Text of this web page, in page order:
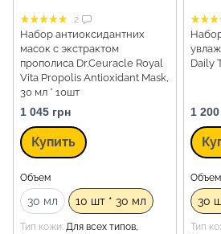
2
Набор антиоксидантних
масок с экстрактом
прополиса Dr.Ceuracle Royal
Vita Propolis Antioxidant Mask,
30 мл * 10шт
1 045 грн
Купить
Объем
30 мл 10 шт * 30 мл
Тип кожи Для всех типов,
Daily
1
Объем
30
Тип